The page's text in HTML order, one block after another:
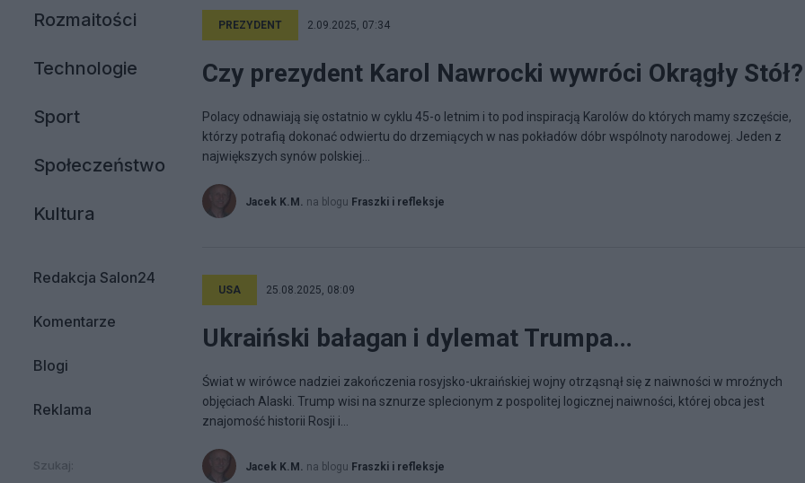
Rozmaitości
Technologie
Sport
Społeczeństwo
Kultura
Redakcja Salon24
Komentarze
Blogi
Reklama
Szukaj:
PREZYDENT 2.09.2025, 07:34
Czy prezydent Karol Nawrocki wywróci Okrągły Stół?
Polacy odnawiają się ostatnio w cyklu 45-o letnim i to pod inspiracją Karolów do których mamy szczęście,
którzy potrafią dokonać odwiertu do drzemiących w nas pokładów dóbr wspólnoty narodowej. Jeden z
największych synów polskiej...
Jacek K.M. na blogu Fraszki i refleksje
USA 25.08.2025, 08:09
Ukraiński bałagan i dylemat Trumpa…
Świat w wirówce nadziei zakończenia rosyjsko-ukraińskiej wojny otrząsnął się z naiwności w mroźnych
objęciach Alaski. Trump wisi na sznurze splecionym z pospolitej logicznej naiwności, której obca jest
znajomość historii Rosji i...
Jacek K.M. na blogu Fraszki i refleksje